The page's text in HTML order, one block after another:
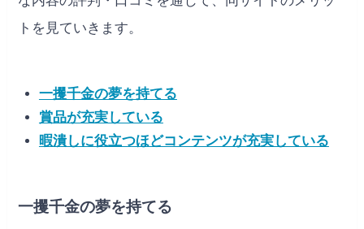
トを見ていきます。
一攫千金の夢を持てる
賞品が充実している
暇潰しに役立つほどコンテンツが充実している
一攫千金の夢を持てる